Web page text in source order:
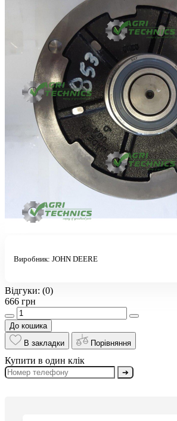
Виробник: JOHN DEERE
Відгуки: (0)
666 грн
До кошика
В закладки
Порівняння
Купити в один клік
➔